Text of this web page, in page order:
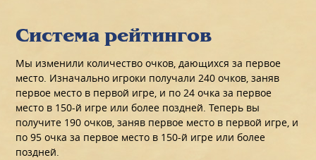
Система рейтингов
Мы изменили количество очков, дающихся за первое
место. Изначально игроки получали 240 очков, заняв
первое место в первой игре, и по 24 очка за первое
место в 150-й игре или более поздней. Теперь вы
получите 190 очков, заняв первое место в первой игре, и
по 95 очка за первое место в 150-й игре или более
поздней.